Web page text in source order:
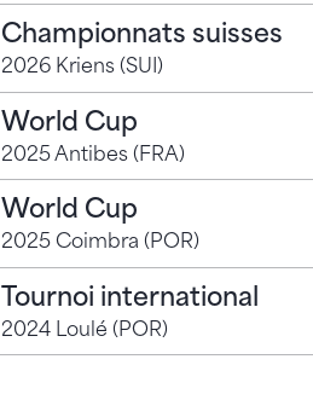
Championnats suisses
2026 Kriens (SUI)
World Cup
2025 Antibes (FRA)
World Cup
2025 Coimbra (POR)
Tournoi international
2024 Loulé (POR)